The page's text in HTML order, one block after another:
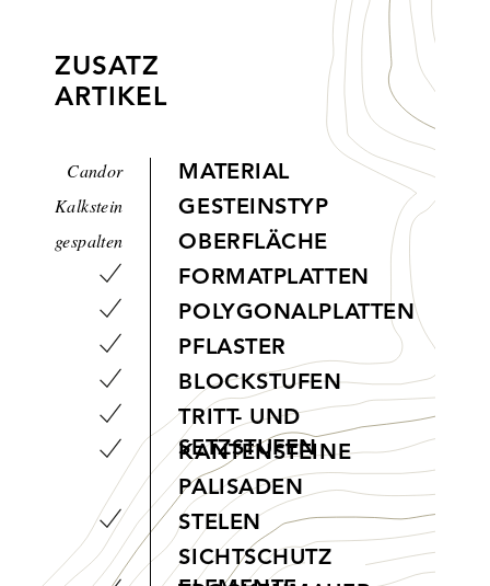
ZUSATZ
ARTIKEL
Candor
Kalkstein
gespalten
MATERIAL
GESTEINSTYP
OBERFLÄCHE
FORMATPLATTEN
POLYGONALPLATTEN
PFLASTER
BLOCKSTUFEN
TRITT- UND
SETZSTUFEN
KANTENSTEINE
PALISADEN
STELEN
SICHTSCHUTZ